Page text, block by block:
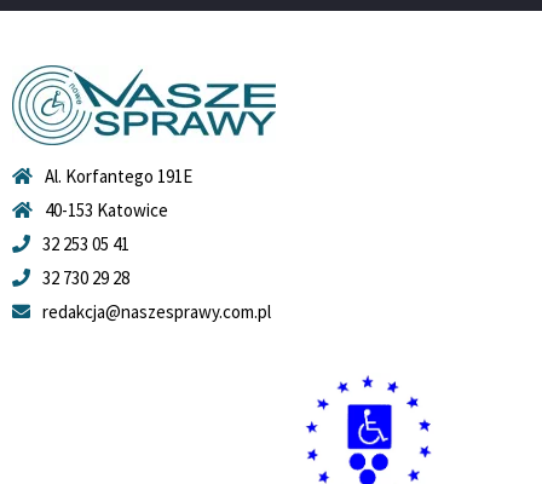
Al. Korfantego 191E
40-153 Katowice
32 253 05 41
32 730 29 28
redakcja@naszesprawy.com.pl